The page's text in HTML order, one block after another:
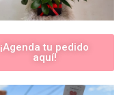
¡Agenda tu pedido
aquí!